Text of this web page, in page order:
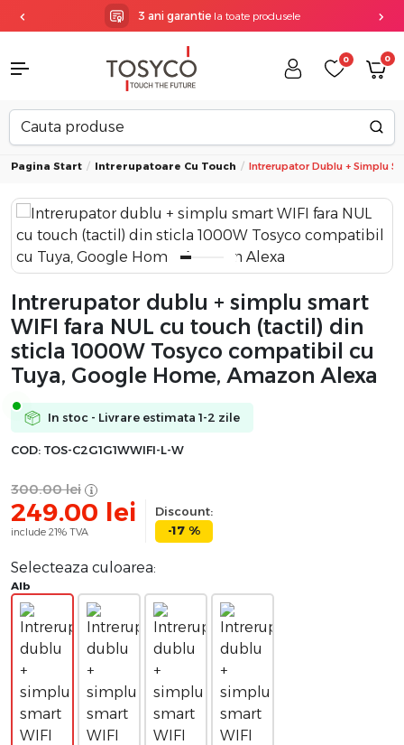
3 ani garantiela toate produsele
0 0
Pagina Start Intrerupatoare Cu Touch Intrerupator Dublu + Simplu
Intrerupator dublu + simplu smart
WIFI fara NUL cu touch (tactil) din
sticla 1000W Tosyco compatibil cu
Tuya, Google Home, Amazon Alexa
In stoc - Livrare estimata 1-2 zile
COD: TOS-C2G1G1WWIFI-L-W
300.00 lei
249.00 lei
include 21% TVA
Discount:
-17 %
Selecteaza culoarea:
Alb